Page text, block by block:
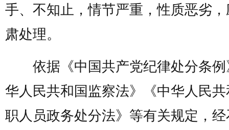
手、不知止，情节严重，性质恶劣
肃处理。
依据《中国共产党纪律处分条例
华人民共和国监察法》《中华人民
职人员政务处分法》等有关规定，